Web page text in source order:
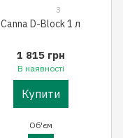
3
Canna D-Block 1 л
1 815 грн
В наявності
Купити
Об'єм